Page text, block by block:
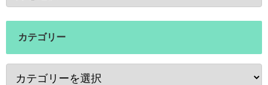
カテゴリー